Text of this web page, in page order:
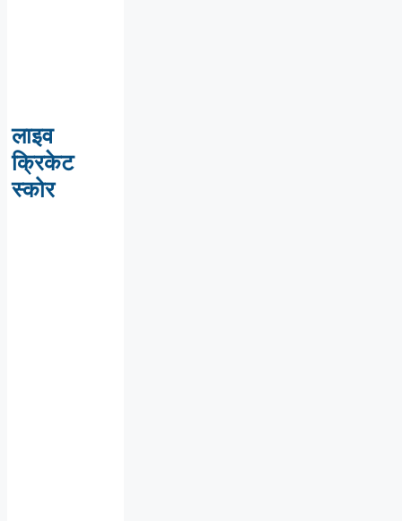
लाइव
क्रिकेट
स्कोर